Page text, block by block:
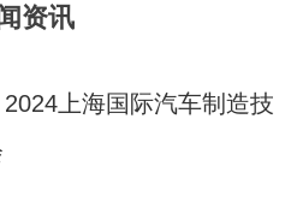
资讯
上海国际汽车制造技